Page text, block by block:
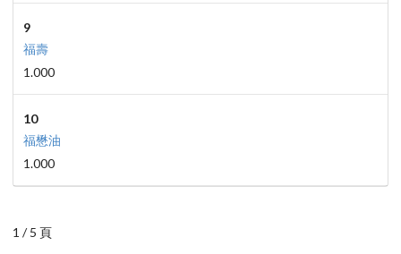
9
福壽
1.000
10
福懋油
1.000
1 / 5 頁